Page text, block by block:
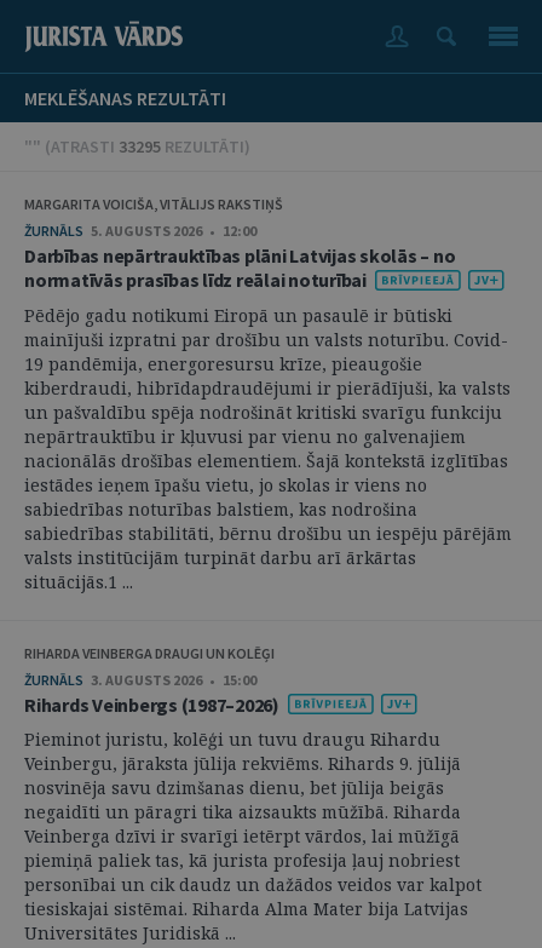
MEKLĒŠANAS REZULTĀTI
"" (ATRASTI 33295 REZULTĀTI)
MARGARITA VOICIŠA, VITĀLIJS RAKSTIŅŠ
ŽURNĀLS 5. AUGUSTS 2026 • 12:00
Darbības nepārtrauktības plāni Latvijas skolās – no
normatīvās prasības līdz reālai noturībai
Pēdējo gadu notikumi Eiropā un pasaulē ir būtiski
mainījuši izpratni par drošību un valsts noturību. Covid-
19 pandēmija, energoresursu krīze, pieaugošie
kiberdraudi, hibrīdapdraudējumi ir pierādījuši, ka valsts
un pašvaldību spēja nodrošināt kritiski svarīgu funkciju
nepārtrauktību ir kļuvusi par vienu no galvenajiem
nacionālās drošības elementiem. Šajā kontekstā izglītības
iestādes ieņem īpašu vietu, jo skolas ir viens no
sabiedrības noturības balstiem, kas nodrošina
sabiedrības stabilitāti, bērnu drošību un iespēju pārējām
valsts institūcijām turpināt darbu arī ārkārtas
situācijās.1 ...
RIHARDA VEINBERGA DRAUGI UN KOLĒĢI
ŽURNĀLS 3. AUGUSTS 2026 • 15:00
Rihards Veinbergs (1987–2026)
Pieminot juristu, kolēģi un tuvu draugu Rihardu
Veinbergu, jāraksta jūlija rekviēms. Rihards 9. jūlijā
nosvinēja savu dzimšanas dienu, bet jūlija beigās
negaidīti un pāragri tika aizsaukts mūžībā. Riharda
Veinberga dzīvi ir svarīgi ietērpt vārdos, lai mūžīgā
piemiņā paliek tas, kā jurista profesija ļauj nobriest
personībai un cik daudz un dažādos veidos var kalpot
tiesiskajai sistēmai. Riharda Alma Mater bija Latvijas
Universitātes Juridiskā ...